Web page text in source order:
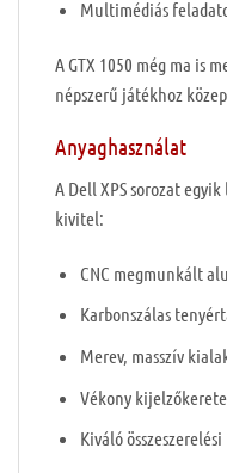
Multimédiás
A GTX 1050 még ma is
népszerű játékhoz
Anyaghasználat
A Dell XPS sorozat
kivitel:
CNC megmunkált
Karbonszálas
Merev, masszív
Vékony
Kiváló